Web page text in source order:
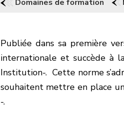
Domaines de formation
Publiée dans sa première
internationale et succède à
Institution-. Cette norme
souhaitent mettre en place
-.